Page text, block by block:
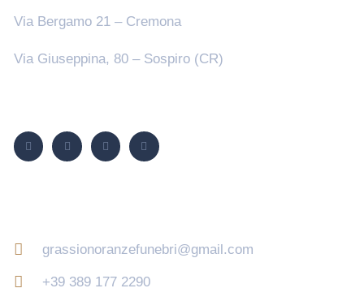
Via Bergamo 21 – Cremona
Via Giuseppina, 80 – Sospiro (CR)
grassionoranzefunebri@gmail.com
+39 389 177 2290